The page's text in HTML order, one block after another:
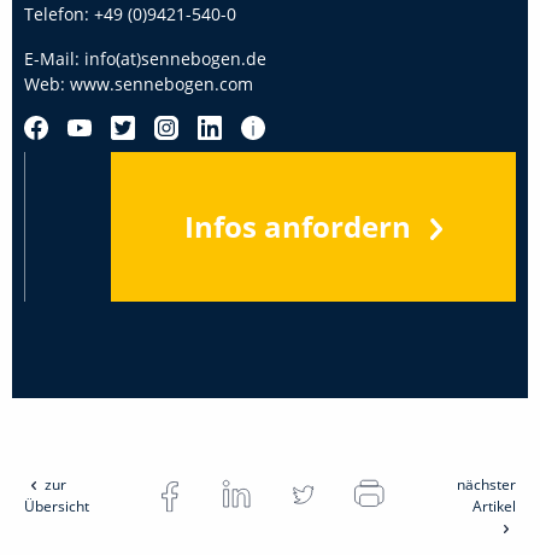
Telefon: +49 (0)9421-540-0
E-Mail: info(at)sennebogen.de
Web: www.sennebogen.com
Infos anfordern
zur
Übersicht
nächster
Artikel